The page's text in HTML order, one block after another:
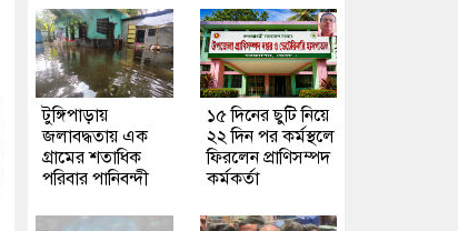
টুঙ্গিপাড়ায়
জলাবদ্ধতায় এক
গ্রামের শতাধিক
পরিবার পানিবন্দী
১৫ দিনের ছুটি নিয়ে
২২ দিন পর কর্মস্থলে
ফিরলেন প্রাণিসম্পদ
কর্মকর্তা